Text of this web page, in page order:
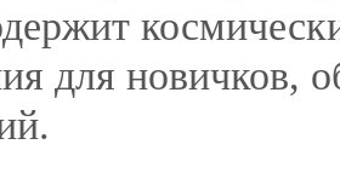
для новичков,